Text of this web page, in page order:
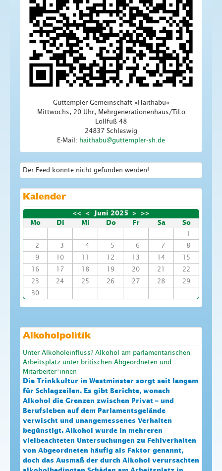
Guttempler-Gemeinschaft »Haithabu«
Mittwochs, 20 Uhr, Mehrgenerationenhaus/TiLo
Lollfuß 48
24837 Schleswig
E-Mail:
Der Feed konnte nicht gefunden werden!
Kalender
<< < Juni 2025 > >>
Mo
Di Mi Do Fr Sa So
1
2
3 4 5 6 7
8
9
10 11 12 13 14
15
16
17 18 19 20 21
22
23
24 25 26 27 28
29
30
Alkoholpolitik
Unter Alkoholeinfluss? Alkohol am parlamentarischen
Arbeitsplatz unter britischen Abgeordneten und
Mitarbeiter*innen
Die Trinkkultur in Westminster sorgt seit langem
für Schlagzeilen. Es gibt Berichte, wonach
Alkohol die Grenzen zwischen Privat – und
Berufsleben auf dem Parlamentsgelände
verwischt und unangemessenes Verhalten
begünstigt. Alkohol wurde in mehreren
vielbeachteten Untersuchungen zu Fehlverhalten
von Abgeordneten häufig als Faktor genannt,
doch das Ausmaß der durch Alkohol verursachten